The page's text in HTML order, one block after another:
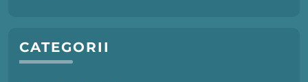
CATEGORII